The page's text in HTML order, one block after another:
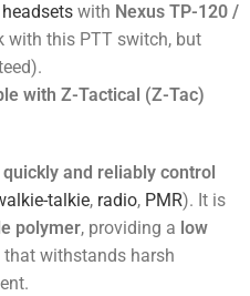
headsets with Nexus TP-120 /
with this PTT switch, but
with Z-Tactical (Z-Tac)
quickly and reliably control
talkie, radio, PMR). It is
polymer, providing a low
that withstands harsh